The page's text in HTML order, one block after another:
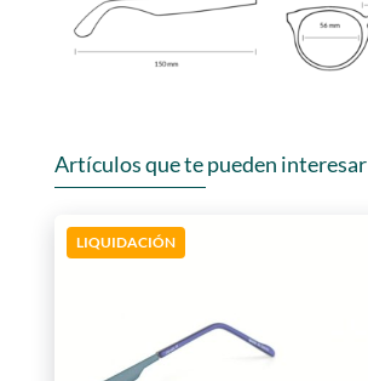
Artículos que te pueden interesar
LIQUIDACIÓN